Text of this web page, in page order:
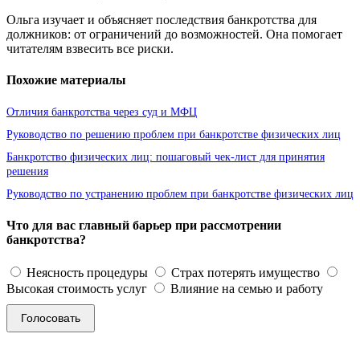
Ольга изучает и объясняет последствия банкротства для
должников: от ограничений до возможностей. Она помогает
читателям взвесить все риски.
Похожие материалы
Отличия банкротства через суд и МФЦ
Руководство по решению проблем при банкротстве физических лиц
Банкротство физических лиц: пошаговый чек-лист для принятия
решения
Руководство по устранению проблем при банкротстве физических лиц
Что для вас главный барьер при рассмотрении
банкротства?
Неясность процедуры
Страх потерять имущество
Высокая стоимость услуг
Влияние на семью и работу
Голосовать